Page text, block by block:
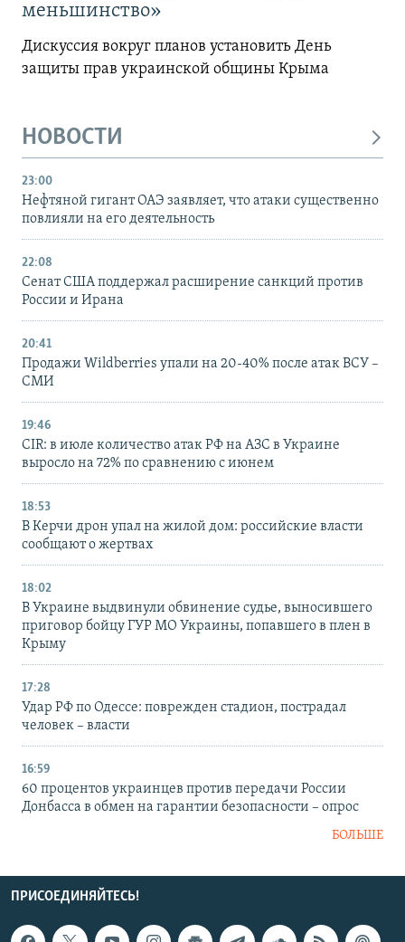
меньшинство»
Дискуссия вокруг планов установить День
защиты прав украинской общины Крыма
НОВОСТИ
23:00
Нефтяной гигант ОАЭ заявляет, что атаки существенно
повлияли на его деятельность
22:08
Сенат США поддержал расширение санкций против
России и Ирана
20:41
Продажи Wildberries упали на 20-40% после атак ВСУ –
СМИ
19:46
CIR: в июле количество атак РФ на АЗС в Украине
выросло на 72% по сравнению с июнем
18:53
В Керчи дрон упал на жилой дом: российские власти
сообщают о жертвах
18:02
В Украине выдвинули обвинение судье, выносившего
приговор бойцу ГУР МО Украины, попавшего в плен в
Крыму
17:28
Удар РФ по Одессе: поврежден стадион, пострадал
человек – власти
16:59
60 процентов украинцев против передачи России
Донбасса в обмен на гарантии безопасности – опрос
БОЛЬШЕ
ПРИСОЕДИНЯЙТЕСЬ!